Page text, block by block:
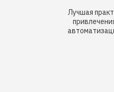
Лучшая